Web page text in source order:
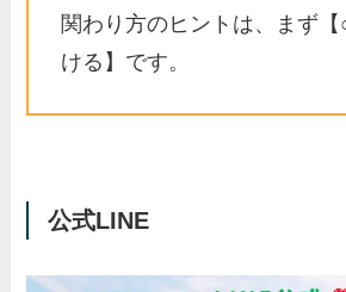
関わり方のヒントは、まず
ける】です。
公式LINE